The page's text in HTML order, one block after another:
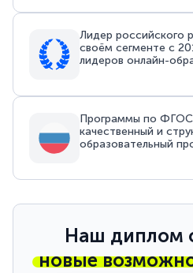
Лидер российского
своём сегменте с
лидеров онлайн-
Программы по ФГОС
качественный и
образовательный
Наш диплом
новые